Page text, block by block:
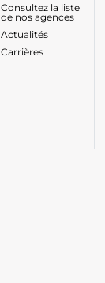
Consultez la liste
de nos agences
Actualités
Carrières